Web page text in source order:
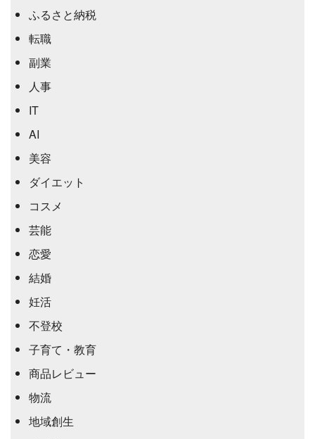
ふるさと納税
転職
副業
人事
IT
AI
美容
ダイエット
コスメ
芸能
恋愛
結婚
妊活
不登校
子育て・教育
商品レビュー
物流
地域創生